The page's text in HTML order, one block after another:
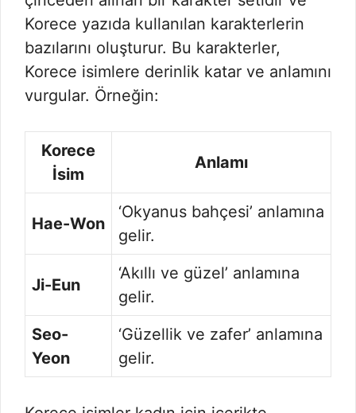
Korece yazıda kullanılan karakterlerin
bazılarını oluşturur. Bu karakterler,
Korece isimlere derinlik katar ve anlamını
vurgular. Örneğin:
Korece
İsim
Anlamı
Hae-Won
‘Okyanus bahçesi’ anlamına
gelir.
Ji-Eun
‘Akıllı ve güzel’ anlamına
gelir.
Seo-
Yeon
‘Güzellik ve zafer’ anlamına
gelir.